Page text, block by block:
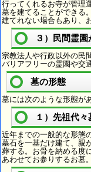
行ってくれるお寺が管理
墓を建てることができる
建てれない場合もあり、
３）民間霊
宗教法人や行政以外の民
バリアフリーの霊園や交
墓の形態
墓には次のような形態が
１）先祖代々
近年までの一般的な形態
墓石を一基だけ建て、親
葬する。お骨を納める度
あわせてお参りするお墓。